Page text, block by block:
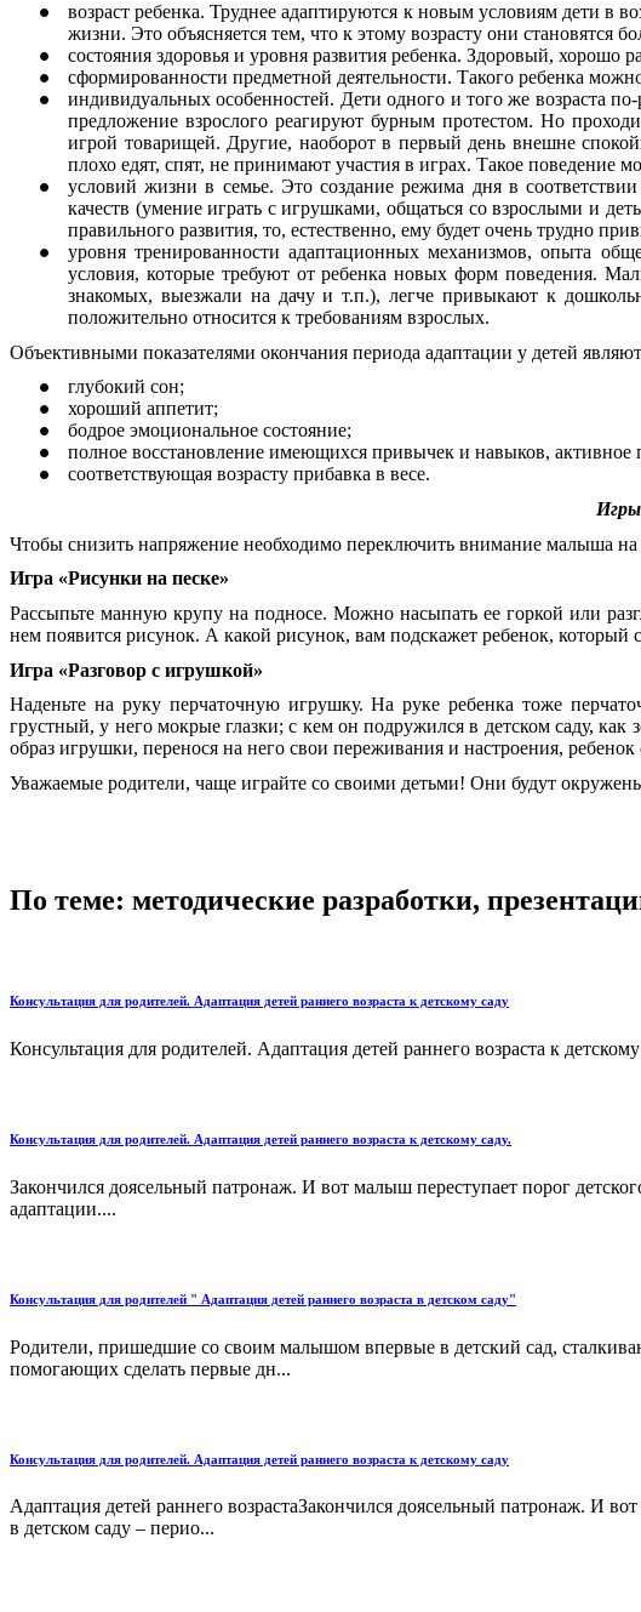
возраст ребенка. Труднее адаптируются к новым условиям дети в
жизни. Это объясняется тем, что к этому возрасту они
состояния здоровья и уровня развития ребенка. Здоровый, хорошо
сформированности предметной деятельности. Такого ребенка
индивидуальных особенностей. Дети одного и того же возраста
предложение взрослого реагируют бурным протестом. Но
игрой товарищей. Другие, наоборот в первый день внешне
плохо едят, спят, не принимают участия в играх. Такое поведение
условий жизни в семье. Это создание режима дня в
качеств (умение играть с игрушками, общаться со взрослыми и
правильного развития, то, естественно, ему будет очень трудно
уровня тренированности адаптационных механизмов, опыта
условия, которые требуют от ребенка новых форм поведения.
знакомых, выезжали на дачу и т.п.), легче привыкают к
положительно относится к требованиям взрослых.
Объективными показателями окончания периода адаптации у детей
глубокий сон;
хороший аппетит;
бодрое эмоциональное состояние;
полное восстановление имеющихся привычек и навыков, активное
соответствующая возрасту прибавка в весе.
Чтобы снизить напряжение необходимо переключить внимание малыша на
Игра «Рисунки на песке»
Рассыпьте манную крупу на подносе. Можно насыпать ее горкой или
нем появится рисунок. А какой рисунок, вам подскажет ребенок,
Игра «Разговор с игрушкой»
Наденьте на руку перчаточную игрушку. На руке ребенка тоже
грустный, у него мокрые глазки; с кем он подружился в детском саду,
образ игрушки, перенося на него свои переживания и настроения,
Уважаемые родители, чаще играйте со своими детьми! Они будут
По теме: методические разработки,
Консультация для родителей. Адаптация детей раннего возраста к детскому саду
Консультация для родителей. Адаптация детей раннего возраста к детскому
Консультация для родителей. Адаптация детей раннего возраста к детскому саду.
Закончился доясельный патронаж. И вот малыш переступает порог
адаптации....
Консультация для родителей " Адаптация детей раннего возраста в детском саду"
Родители, пришедшие со своим малышом впервые в детский сад,
помогающих сделать первые дн...
Консультация для родителей. Адаптация детей раннего возраста к детскому саду
Адаптация детей раннего возрастаЗакончился доясельный патронаж. И
в детском саду – перио...